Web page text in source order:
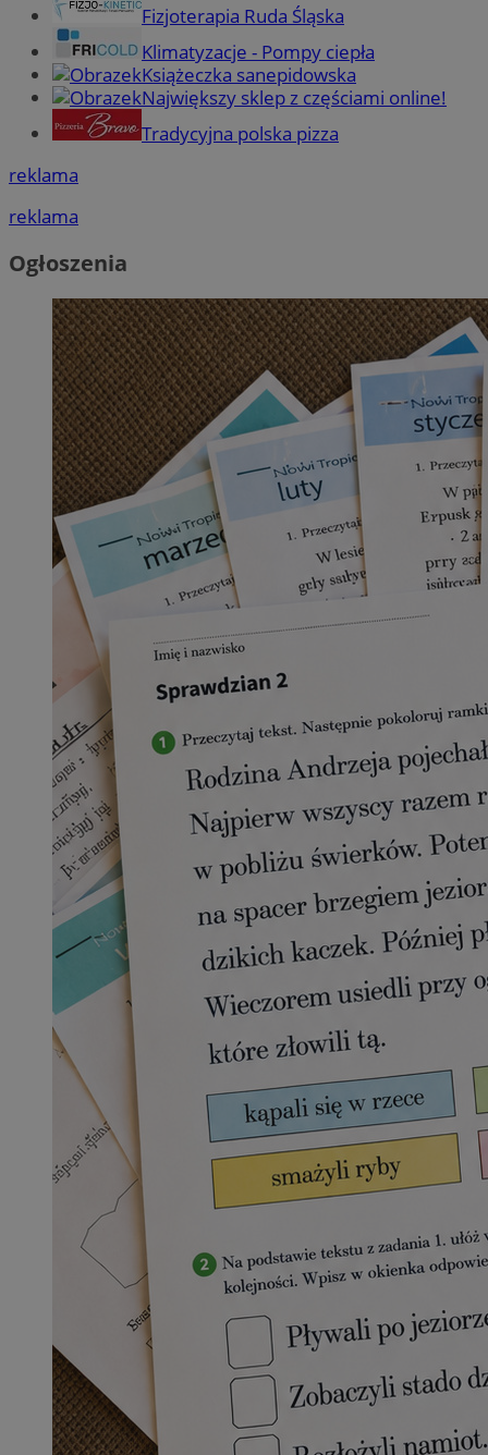
Fizjoterapia Ruda Śląska
Klimatyzacje - Pompy ciepła
Książeczka sanepidowska
Największy sklep z częściami online!
Tradycyjna polska pizza
reklama
reklama
Ogłoszenia